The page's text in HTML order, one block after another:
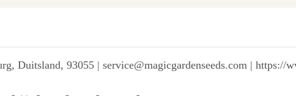
Duitsland, 93055 | service@magicgardenseeds.com | https://